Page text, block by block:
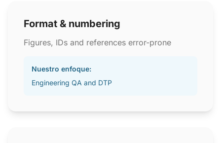
Format & numbering
Figures, IDs and references error-prone
Nuestro enfoque:
Engineering QA and DTP